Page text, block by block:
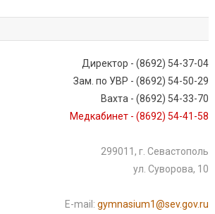
Директор - (8692) 54-37-04
Зам. по УВР - (8692) 54-50-29
Вахта - (8692) 54-33-70
Медкабинет - (8692) 54-41-58
299011, г. Севастополь
ул. Суворова, 10
E-mail:gymnasium1@sev.gov.ru